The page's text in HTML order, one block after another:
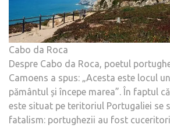
Cabo da Roca
Despre Cabo da Roca, poetul
Camoens a spus: „Acesta este locul
pământul și începe marea”. În faptul
este situat pe teritoriul Portugaliei se
fatalism: portughezii au fost